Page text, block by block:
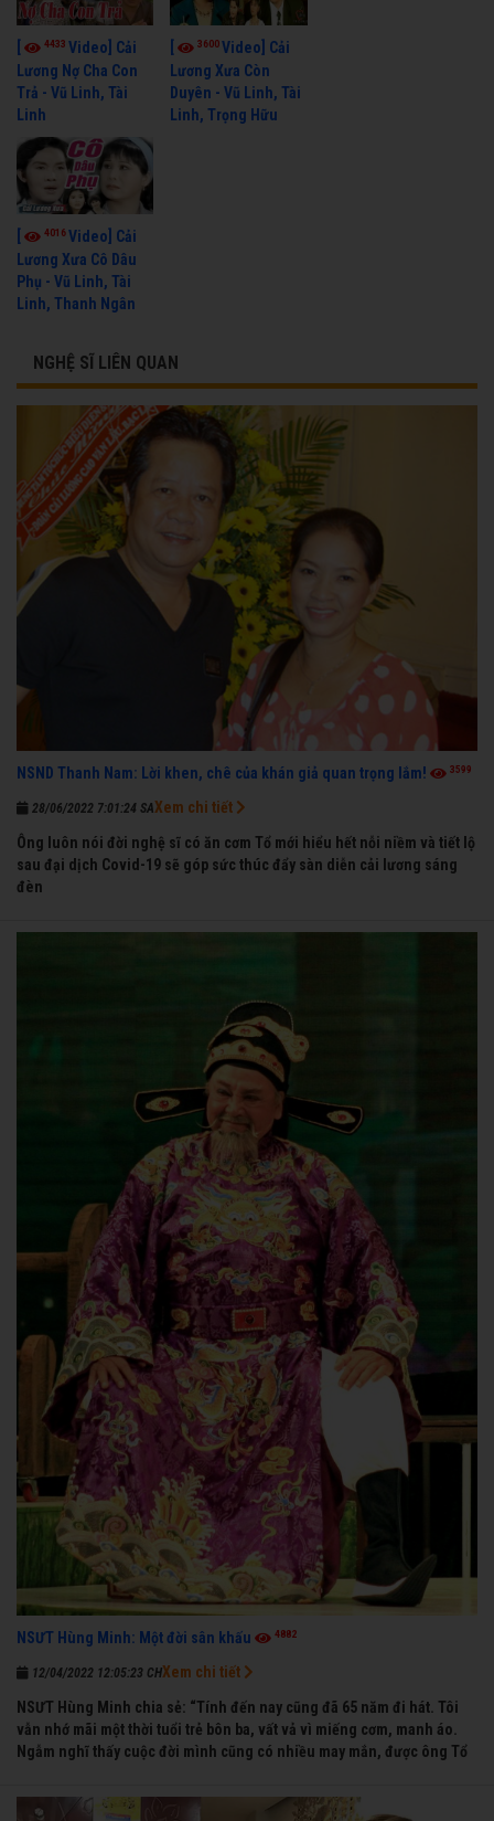
4433 Video] Cải
Lương Nợ Cha Con
Trả - Vũ Linh, Tài
Linh
3600Video] Cải
Lương Xưa Còn
Duyên - Vũ Linh, Tài
Linh, Trọng Hữu
[ 4016Video] Cải
Lương Xưa Cô Dâu
Phụ - Vũ Linh, Tài
Linh, Thanh Ngân
NGHỆ SĨ LIÊN QUAN
NSND Thanh Nam: Lời khen, chê của khán giả quan trọng lắm! 3599
28/06/2022 7:01:24 SA
Ông luôn nói đời nghệ sĩ có ăn cơm Tổ mới hiểu hết nỗi niềm và tiết lộ
sau đại dịch Covid-19 sẽ góp sức thúc đẩy sàn diễn cải lương sáng
đèn
Xem chi tiết
NSƯT Hùng Minh: Một đời sân khấu 4882
12/04/2022 12:05:23 CH
NSƯT Hùng Minh chia sẻ: “Tính đến nay cũng đã 65 năm đi hát. Tôi
vẫn nhớ mãi một thời tuổi trẻ bôn ba, vất vả vì miếng cơm, manh áo.
Ngẫm nghĩ thấy cuộc đời mình cũng có nhiều may mắn, được ông Tổ
trong dòng đời xuôi ngược nhận được những cơ may để từng bước
Xem chi tiết